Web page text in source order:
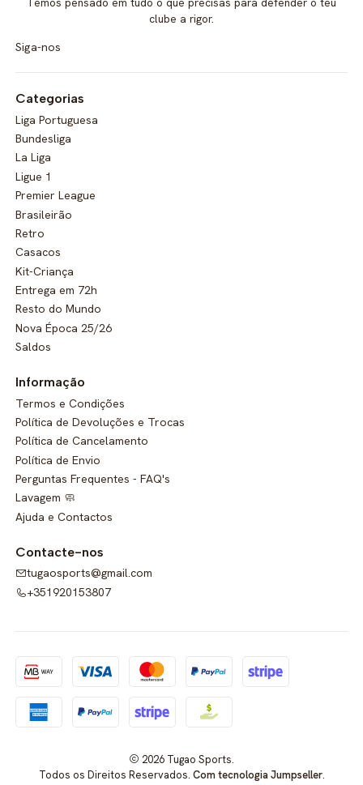
clube a rigor.
Siga-nos
Categorias
Liga Portuguesa
Bundesliga
La Liga
Ligue 1
Premier League
Brasileirão
Retro
Casacos
Kit-Criança
Entrega em 72h
Resto do Mundo
Nova Época 25/26
Saldos
Informação
Termos e Condições
Política de Devoluções e Trocas
Política de Cancelamento
Política de Envio
Perguntas Frequentes - FAQ's
Lavagem 🧼
Ajuda e Contactos
Contacte-nos
tugaosports@gmail.com
+351920153807
2026 Tugao Sports.
Todos os Direitos Reservados. Com tecnologia Jumpseller.